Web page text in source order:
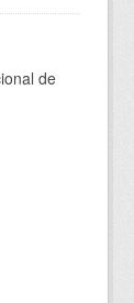
de